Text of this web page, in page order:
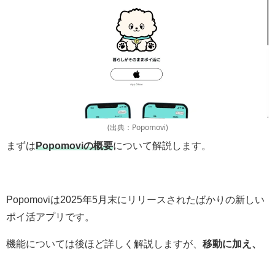
(出典：Popomovi)
まずはPopomoviの概要について解説します。
Popomoviは2025年5月末にリリースされたばかりの新しい
ポイ活アプリです。
機能については後ほど詳しく解説しますが、 移動に加え、